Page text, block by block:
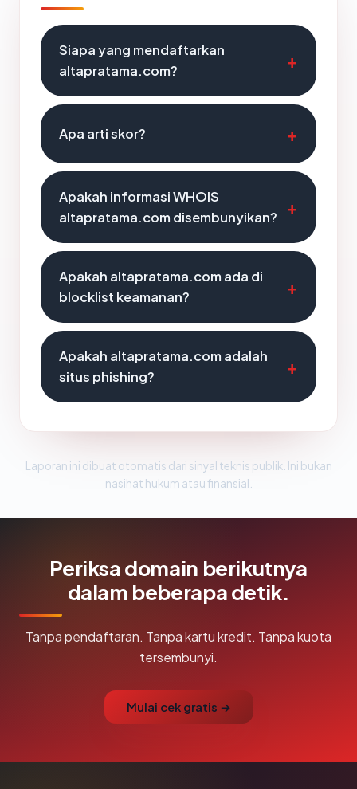
Siapa yang mendaftarkan
altapratama.com?
Apa arti skor?
Apakah informasi WHOIS
altapratama.com disembunyikan?
Apakah altapratama.com ada di
blocklist keamanan?
Apakah altapratama.com adalah
situs phishing?
Laporan ini dibuat otomatis dari sinyal teknis publik. Ini bukan
nasihat hukum atau finansial.
Periksa domain berikutnya
dalam beberapa detik.
Tanpa pendaftaran. Tanpa kartu kredit. Tanpa kuota
tersembunyi.
Mulai cek gratis →